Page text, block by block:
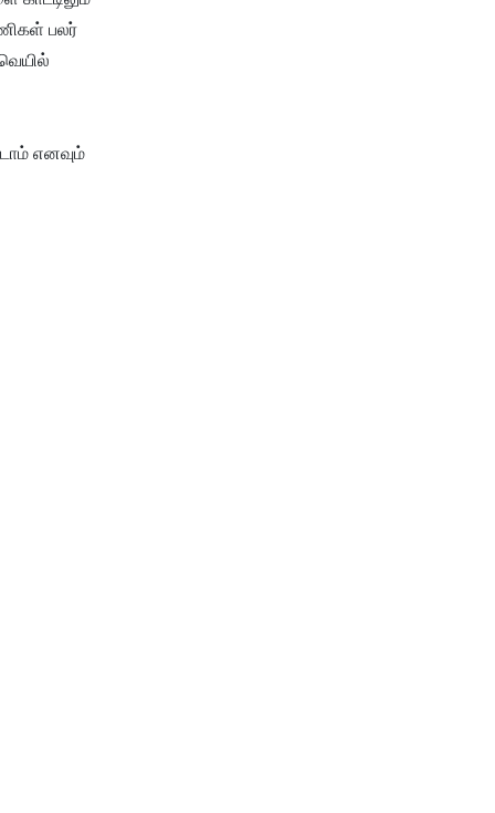
பலர்
எனவும்